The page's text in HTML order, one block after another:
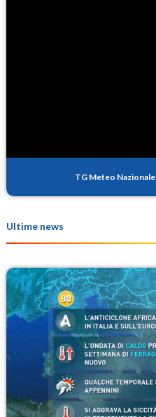
TG Meteo Nazionale
Ultime news